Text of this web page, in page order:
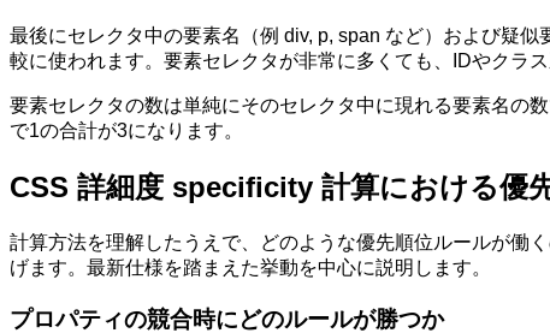
最後にセレクタ中の要素名（例 div, p, span など）および疑
較に使われます。要素セレクタが非常に多くても、IDやクラ
要素セレクタの数は単純にそのセレクタ中に現れる要素名の
で1の合計が3になります。
CSS 詳細度 specificity 計算における優
計算方法を理解したうえで、どのような優先順位ルールが働
げます。最新仕様を踏まえた挙動を中心に説明します。
プロパティの競合時にどのルールが勝つか